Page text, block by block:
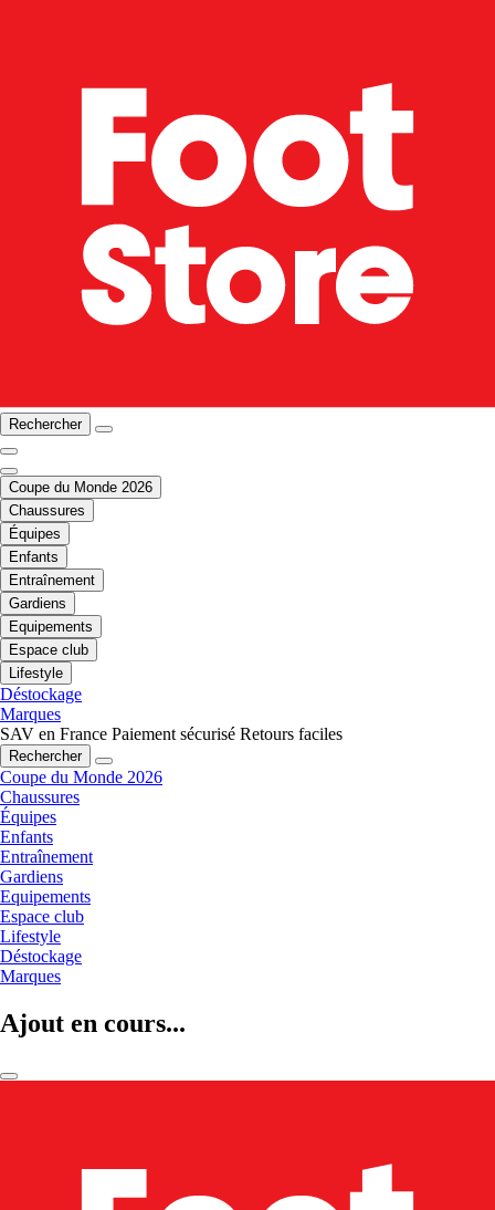
Rechercher
Coupe du Monde 2026
Chaussures
Équipes
Enfants
Entraînement
Gardiens
Equipements
Espace club
Lifestyle
Déstockage
Marques
SAV en France Paiement sécurisé Retours faciles
Rechercher
Coupe du Monde 2026
Chaussures
Équipes
Enfants
Entraînement
Gardiens
Equipements
Espace club
Lifestyle
Déstockage
Marques
Ajout en cours...